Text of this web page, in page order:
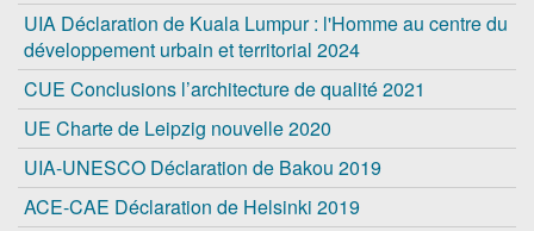
UIA Déclaration de Kuala Lumpur : l'Homme au centre du
développement urbain et territorial 2024
CUE Conclusions l’architecture de qualité 2021
UE Charte de Leipzig nouvelle 2020
UIA-UNESCO Déclaration de Bakou 2019
ACE-CAE Déclaration de Helsinki 2019